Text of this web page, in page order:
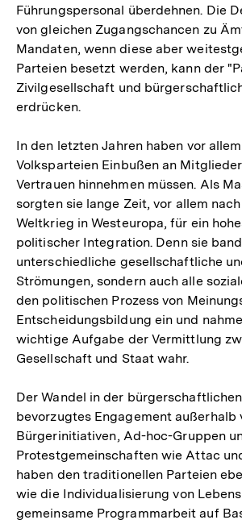
Führungspersonal überdehnen. Die
von gleichen Zugangschancen zu
Mandaten, wenn diese aber
Parteien besetzt werden, kann der
Zivilgesellschaft und
erdrücken.
In den letzten Jahren haben vor
Volksparteien Einbußen an
Vertrauen hinnehmen müssen. Als
sorgten sie lange Zeit, vor allem
Weltkrieg in Westeuropa, für ein
politischer Integration. Denn sie
unterschiedliche gesellschaftliche
Strömungen, sondern auch alle
den politischen Prozess von
Entscheidungsbildung ein und
wichtige Aufgabe der Vermittlung
Gesellschaft und Staat wahr.
Der Wandel in der
bevorzugtes Engagement außerhalb
Bürgerinitiativen, Ad-hoc-Gruppen
Protestgemeinschaften wie Attac
haben den traditionellen Parteien
wie die Individualisierung von
gemeinsame Programmarbeit auf